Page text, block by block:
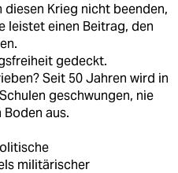
diesen Krieg nicht beenden,
leistet einen Beitrag, den
gedeckt.
Seit 50 Jahren wird in
geschwungen, nie
aus.
militärischer